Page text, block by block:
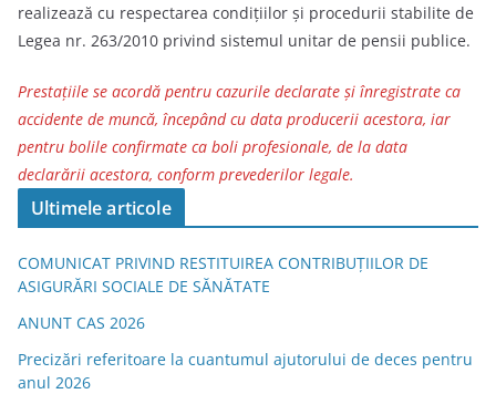
realizează cu respectarea condițiilor și procedurii stabilite de
Legea nr. 263/2010 privind sistemul unitar de pensii publice.
Prestațiile se acordă pentru cazurile declarate şi înregistrate ca
accidente de muncă, începând cu data producerii acestora, iar
pentru bolile confirmate ca boli profesionale, de la data
declarării acestora, conform prevederilor legale.
Ultimele articole
COMUNICAT PRIVIND RESTITUIREA CONTRIBUȚIILOR DE
ASIGURĂRI SOCIALE DE SĂNĂTATE
ANUNT CAS 2026
Precizări referitoare la cuantumul ajutorului de deces pentru
anul 2026